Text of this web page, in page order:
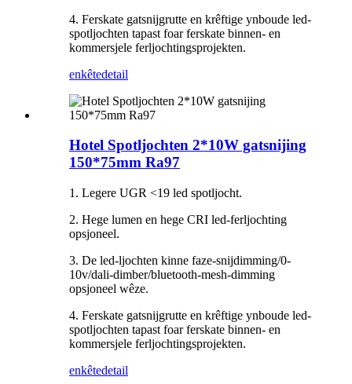
4. Ferskate gatsnijgrutte en krêftige ynboude led-
spotljochten tapast foar ferskate binnen- en
kommersjele ferljochtingsprojekten.
enkêtedetail
Hotel Spotljochten 2*10W gatsnijing
150*75mm Ra97
1. Legere UGR <19 led spotljocht.
2. Hege lumen en hege CRI led-ferljochting
opsjoneel.
3. De led-ljochten kinne faze-snijdimming/0-
10v/dali-dimber/bluetooth-mesh-dimming
opsjoneel wêze.
4. Ferskate gatsnijgrutte en krêftige ynboude led-
spotljochten tapast foar ferskate binnen- en
kommersjele ferljochtingsprojekten.
enkêtedetail